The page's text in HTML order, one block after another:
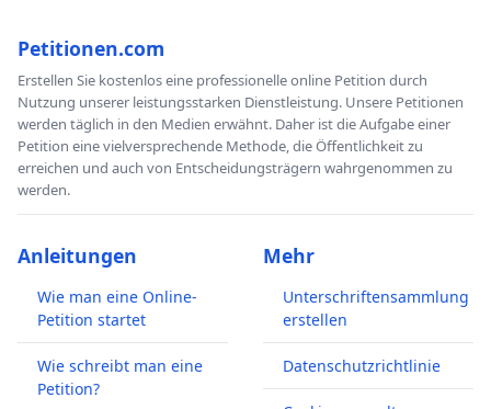
Petitionen.com
Erstellen Sie kostenlos eine professionelle online Petition durch
Nutzung unserer leistungsstarken Dienstleistung. Unsere Petitionen
werden täglich in den Medien erwähnt. Daher ist die Aufgabe einer
Petition eine vielversprechende Methode, die Öffentlichkeit zu
erreichen und auch von Entscheidungsträgern wahrgenommen zu
werden.
Anleitungen
Wie man eine Online-
Petition startet
Wie schreibt man eine
Petition?
Mehr
Unterschriftensammlung
erstellen
Datenschutzrichtlinie